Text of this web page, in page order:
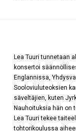
Lea Tuuri tunnetaan
konsertoi
Englannissa,
Sooloviuluteoksien
säveltäjien, kuten
Nauhoituksia hän on
Lea Tuuri tekee
tohtorikoulussa